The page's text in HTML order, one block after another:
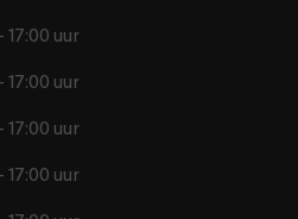
17:00 uur
17:00 uur
17:00 uur
17:00 uur